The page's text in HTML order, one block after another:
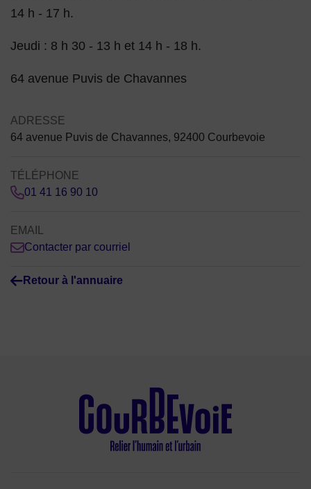
14 h - 17 h.
Jeudi : 8 h 30 - 13 h et 14 h - 18 h.
64 avenue Puvis de Chavannes
ADRESSE
64 avenue Puvis de Chavannes, 92400 Courbevoie
TÉLÉPHONE
01 41 16 90 10
EMAIL
Contacter par courriel
Retour à l'annuaire